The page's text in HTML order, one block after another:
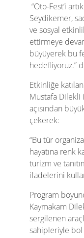
“Oto-Fest’i
Seydikemer,
ve sosyal
ettirmeye
büyüyerek bu
hedefliyoruz.”
Etkinliğe
Mustafa Dilekli
açısından
çekerek:
“Bu tür
hayatına renk
turizm ve
ifadelerini
Program
Kaymakam
sergilenen
sahipleriyle